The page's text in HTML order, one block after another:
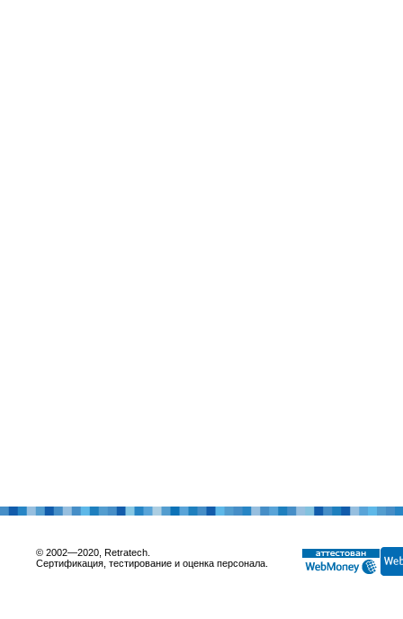
© 2002—2020, Retratech.
Сертификация, тестирование и оценка персонала.